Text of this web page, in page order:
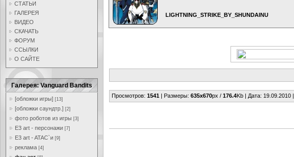
СТАТЬИ
ГАЛЕРЕЯ
ВИДЕО
СКАЧАТЬ
ФОРУМ
ССЫЛКИ
О САЙТЕ
Галерея: Vanguard Bandits
[обложки игры] [13]
[обложки саундтр.] [2]
фото роботов из игры [3]
E3 art - персонажи [7]
E3 art - ATAC`и [9]
реклама [4]
LIGHTNING_STRIKE_BY_SHUNDAINU
Просмотров: 1541 | Размеры: 635x670px / 176.4Kb | Дата: 19.09.2010 |